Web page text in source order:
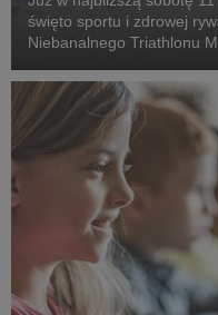
święto sportu i zdrowej
Niebanalnego Triathlonu
aspektem sportowym,